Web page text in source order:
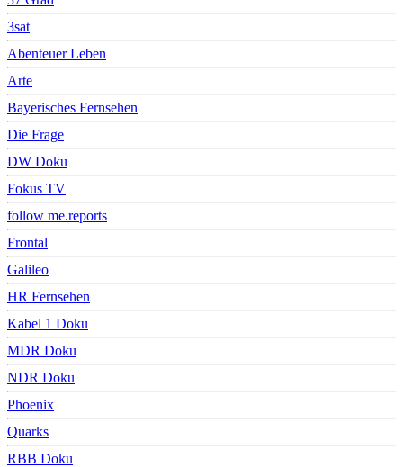
3sat
Abenteuer Leben
Arte
Bayerisches Fernsehen
Die Frage
DW Doku
Fokus TV
follow me.reports
Frontal
Galileo
HR Fernsehen
Kabel 1 Doku
MDR Doku
NDR Doku
Phoenix
Quarks
RBB Doku